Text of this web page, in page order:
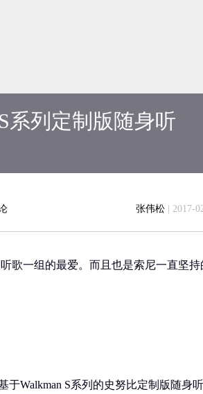
系列定制版随身听
张伟松 | 2017-
歌一组的最爱。而且也是索尼一直坚持
于Walkman S系列的史努比定制版随身